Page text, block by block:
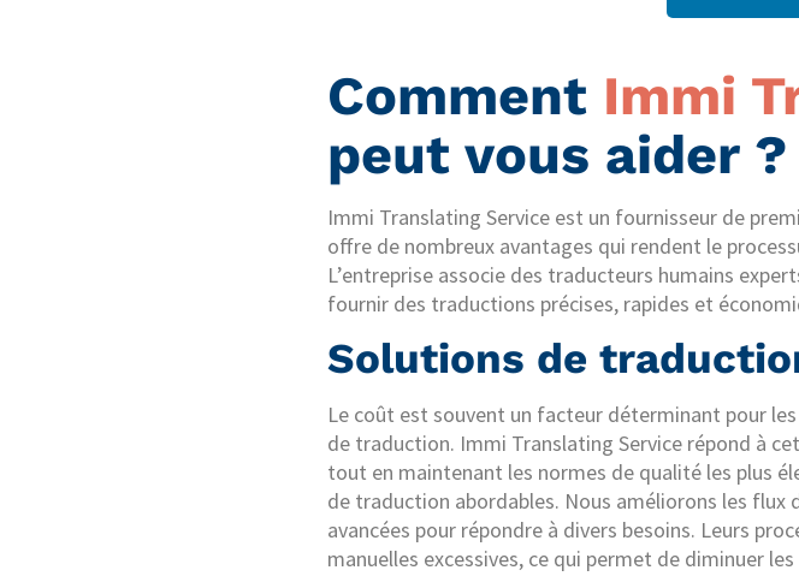
Comment Immi
peut vous aider ?
Immi Translating Service est un fournisseur de
offre de nombreux avantages qui rendent le
L’entreprise associe des traducteurs humains
fournir des traductions précises, rapides et
Solutions de
Le coût est souvent un facteur déterminant pour
de traduction. Immi Translating Service répond à
tout en maintenant les normes de qualité les plus
de traduction abordables. Nous améliorons les
avancées pour répondre à divers besoins. Leurs
manuelles excessives, ce qui permet de diminuer